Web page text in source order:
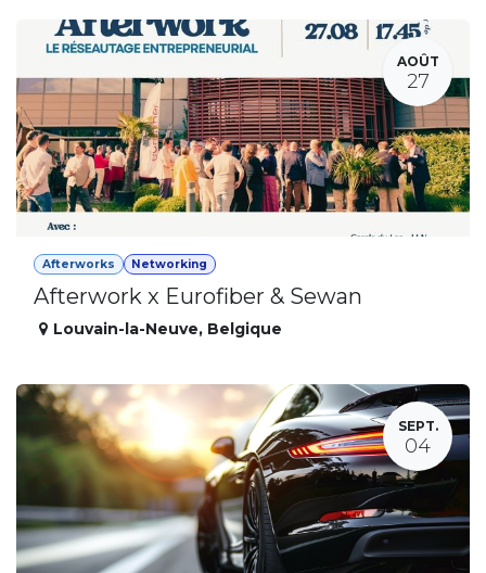
AOÛT
27
Afterworks Networking
Afterwork x Eurofiber & Sewan
Louvain-la-Neuve, Belgique
SEPT.
04